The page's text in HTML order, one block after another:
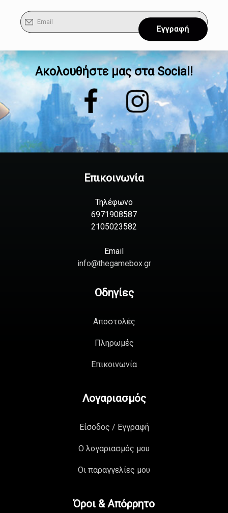
Ακολουθήστε μας στα Social!
Επικοινωνία
Τηλέφωνο
6971908587
2105023582
Email
info@thegamebox.gr
Οδηγίες
Αποστολές
Πληρωμές
Επικοινωνία
Λογαριασμός
Είσοδος / Εγγραφή
Ο λογαριασμός μου
Οι παραγγελίες μου
Όροι & Απόρρητο